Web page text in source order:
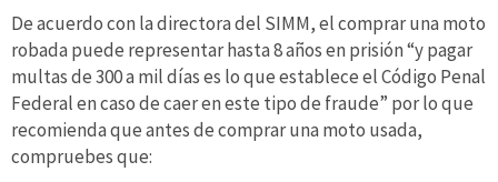
De acuerdo con la directora del SIMM, el comprar una moto
robada puede representar hasta 8 años en prisión “y pagar
multas de 300 a mil días es lo que establece el Código Penal
Federal en caso de caer en este tipo de fraude” por lo que
recomienda que antes de comprar una moto usada,
compruebes que: